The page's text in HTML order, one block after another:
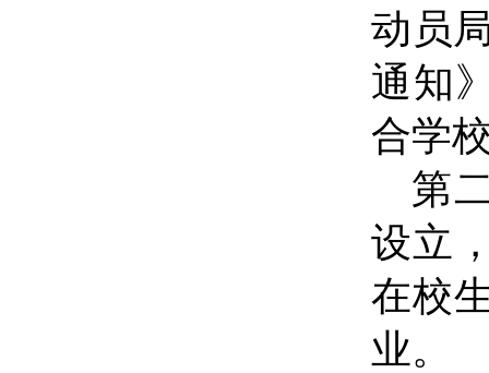
动员
通知
合学
第
设立
在校
业。